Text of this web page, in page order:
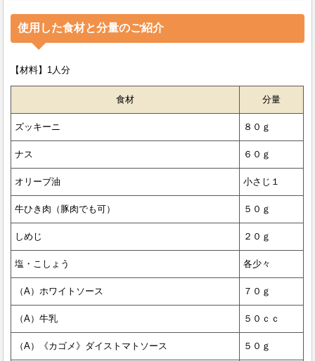
使用した食材と分量のご紹介
【材料】1人分
食材 分量
ズッキーニ ８０ｇ
ナス ６０ｇ
オリーブ油 小さじ１
牛ひき肉（豚肉でも可） ５０ｇ
しめじ ２０ｇ
塩・こしょう 各少々
（A）ホワイトソース ７０ｇ
（A）牛乳 ５０ｃｃ
（A）《カゴメ》ダイストマトソース ５０ｇ